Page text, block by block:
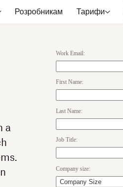
Розробникам Тарифи
a
Work Email:
First Name:
Last Name:
Job Title:
Company size: